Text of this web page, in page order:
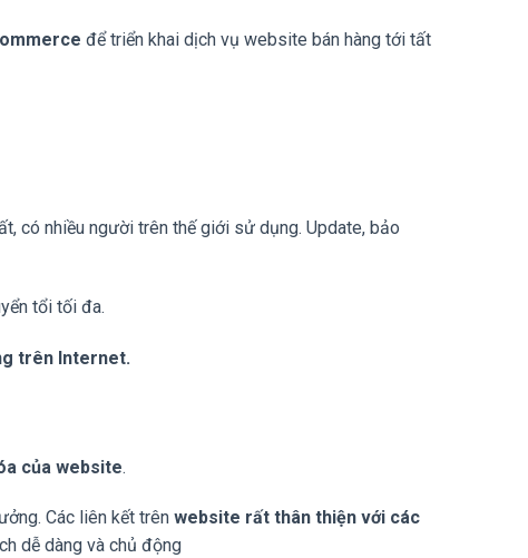
để triển khai dịch vụ website bán hàng tới tất
có nhiều người trên thế giới sử dụng. Update, bảo
tổi tối đa.
trên Internet.
của website.
Các liên kết trên website rất thân thiện với các
dễ dàng và chủ động